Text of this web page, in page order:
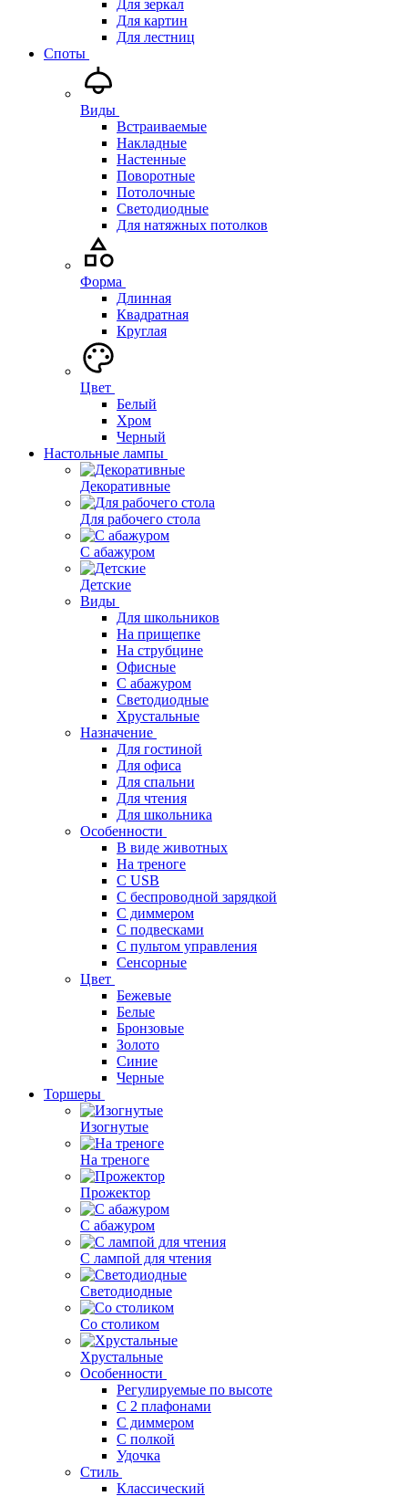
Для зеркал
Для картин
Для лестниц
Споты
Виды
Встраиваемые
Накладные
Настенные
Поворотные
Потолочные
Светодиодные
Для натяжных потолков
Форма
Длинная
Квадратная
Круглая
Цвет
Белый
Хром
Черный
Настольные лампы
Декоративные
Для рабочего стола
С абажуром
Детские
Виды
Для школьников
На прищепке
На струбцине
Офисные
С абажуром
Светодиодные
Хрустальные
Назначение
Для гостиной
Для офиса
Для спальни
Для чтения
Для школьника
Особенности
В виде животных
На треноге
С USB
С беспроводной зарядкой
С диммером
С подвесками
С пультом управления
Сенсорные
Цвет
Бежевые
Белые
Бронзовые
Золото
Синие
Черные
Торшеры
Изогнутые
На треноге
Прожектор
С абажуром
С лампой для чтения
Светодиодные
Со столиком
Хрустальные
Особенности
Регулируемые по высоте
С 2 плафонами
С диммером
С полкой
Удочка
Стиль
Классический